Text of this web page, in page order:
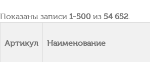
Показаны записи 1-500 из 54 652.
Артикул Наименование